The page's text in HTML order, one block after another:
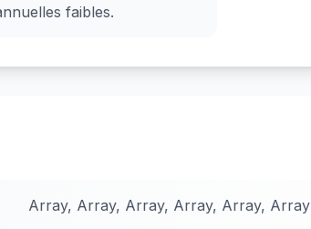
faibles.
Array, Array, Array, Array, Array, Array